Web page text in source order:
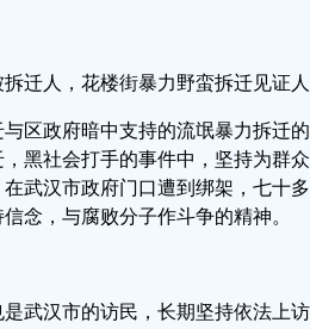
迁人，花楼街暴力野蛮拆迁见证人
区政府暗中支持的流氓暴力拆迁
黑社会打手的事件中，坚持为群
武汉市政府门口遭到绑架，七十
念，与腐败分子作斗争的精神。
武汉市的访民，长期坚持依法上